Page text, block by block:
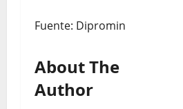
Fuente: Dipromin
About The
Author